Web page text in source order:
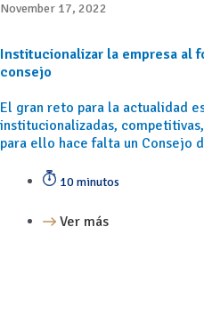
November 17, 2022
Institucionalizar la empresa al
consejo
El gran reto para la actualidad
institucionalizadas,
para ello hace falta un Consejo
10 minutos
Ver más